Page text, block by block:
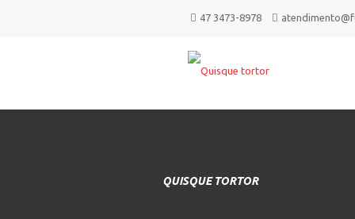
47 3473-8978
QUISQUE TORTOR